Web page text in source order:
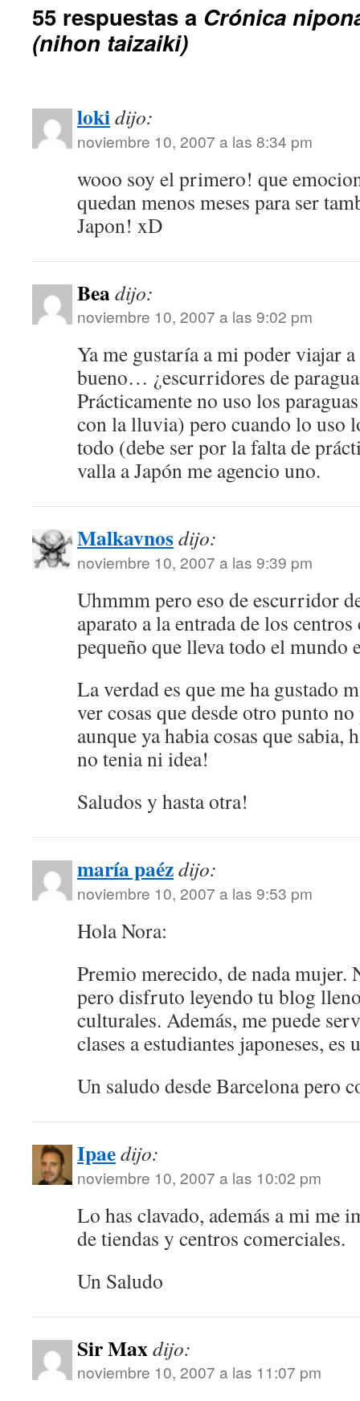
55 respuestas a Crónica
(nihon taizaiki)
lokidijo:
noviembre 10, 2007 a las 8:34 pm
wooo soy el primero! que
quedan menos meses para ser
Japon! xD
Beadijo:
noviembre 10, 2007 a las 9:02 pm
Ya me gustaría a mi poder viajar
bueno… ¿escurridores de
Prácticamente no uso los
con la lluvia) pero cuando lo uso
todo (debe ser por la falta de
valla a Japón me agencio uno.
Malkavnosdijo:
noviembre 10, 2007 a las 9:39 pm
Uhmmm pero eso de escurridor
aparato a la entrada de los
pequeño que lleva todo el mundo
La verdad es que me ha gustado
ver cosas que desde otro punto
aunque ya habia cosas que sabia,
no tenia ni idea!
Saludos y hasta otra!
maría paézdijo:
noviembre 10, 2007 a las 9:53 pm
Hola Nora:
Premio merecido, de nada mujer.
pero disfruto leyendo tu blog
culturales. Además, me puede
clases a estudiantes japoneses, es
Un saludo desde Barcelona pero
Ipaedijo:
noviembre 10, 2007 a las 10:02 pm
Lo has clavado, además a mi me
de tiendas y centros comerciales.
Un Saludo
Sir Maxdijo:
noviembre 10, 2007 a las 11:07 pm